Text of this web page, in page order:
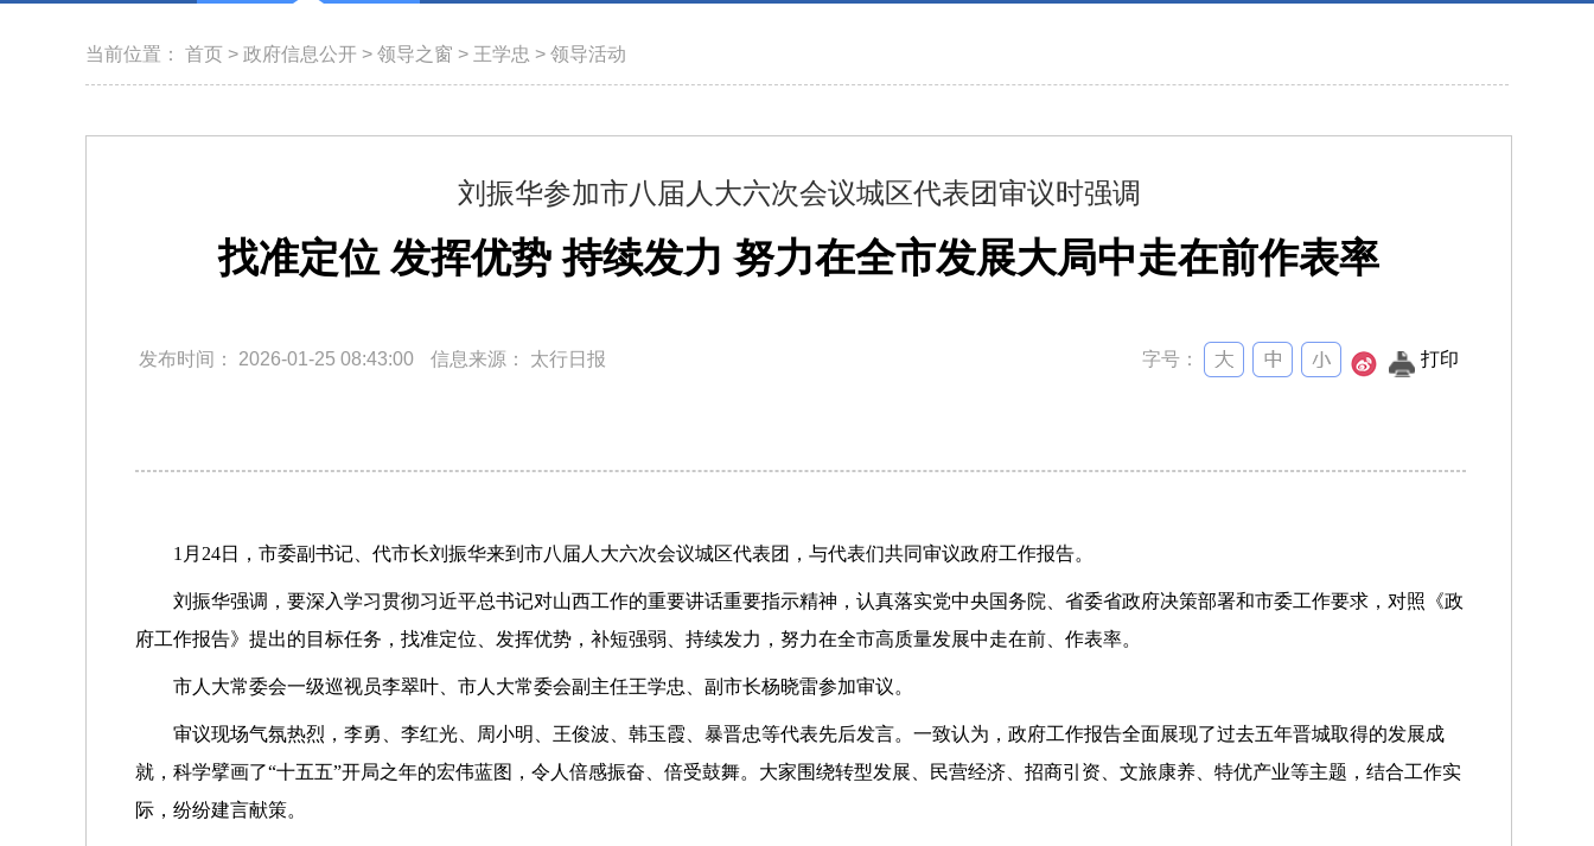
当前位置： 首页 > 政府信息公开 > 领导之窗 > 王学忠 > 领导活动
刘振华参加市八届人大六次会议城区代表团审议时强调
找准定位 发挥优势 持续发力 努力在全市发展大局中走在前作表率
发布时间： 2026-01-25 08:43:00 信息来源： 太行日报 字号： 打印
1月24日，市委副书记、代市长刘振华来到市八届人大六次会议城区代表团，与代表们共同审议政府工作报告。
刘振华强调，要深入学习贯彻习近平总书记对山西工作的重要讲话重要指示精神，认真落实党中央国务院、省委省政府决策部署和市委工作要求，对照《政
府工作报告》提出的目标任务，找准定位、发挥优势，补短强弱、持续发力，努力在全市高质量发展中走在前、作表率。
市人大常委会一级巡视员李翠叶、市人大常委会副主任王学忠、副市长杨晓雷参加审议。
审议现场气氛热烈，李勇、李红光、周小明、王俊波、韩玉霞、暴晋忠等代表先后发言。一致认为，政府工作报告全面展现了过去五年晋城取得的发展成
就，科学擘画了“十五五”开局之年的宏伟蓝图，令人倍感振奋、倍受鼓舞。大家围绕转型发展、民营经济、招商引资、文旅康养、特优产业等主题，结合工作实
际，纷纷建言献策。